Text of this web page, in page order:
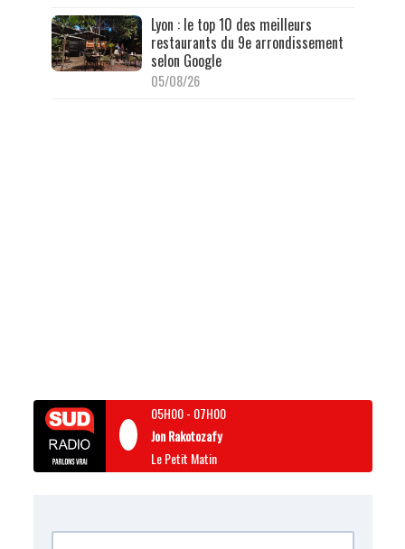
Lyon : le top 10 des meilleurs
restaurants du 9e arrondissement
selon Google
05/08/26
05H00- 07H00
Jon Rakotozafy
Le Petit Matin